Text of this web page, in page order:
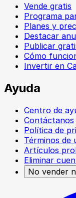
Vende gratis
Programa
Planes y
Destacar
Publicar
Cómo
Invertir en
Ayuda
Centro de
Contáctanos
Política de
Términos de
Artículos
Eliminar
No vender